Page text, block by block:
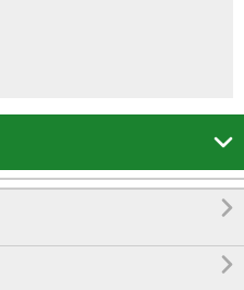


